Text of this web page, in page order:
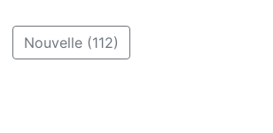
Nouvelle (112)